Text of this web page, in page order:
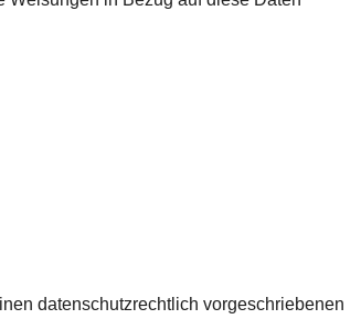
datenschutzrechtlich vorgeschriebenen